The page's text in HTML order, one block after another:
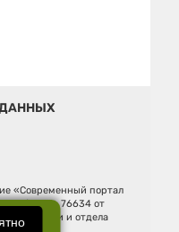
«Современный портал
№ ФС 77 - 76634 от
редакции и отдела